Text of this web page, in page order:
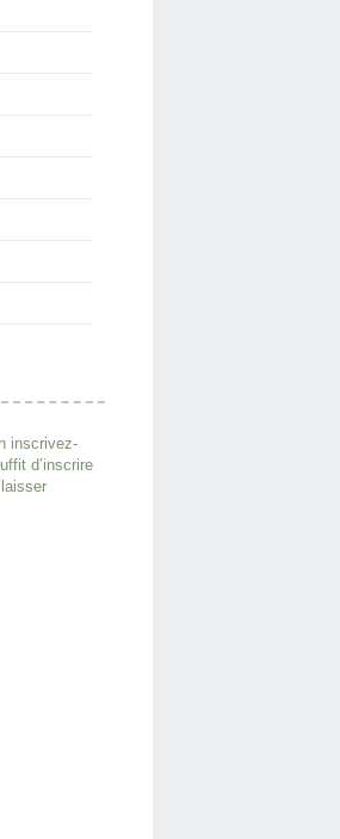
inscrivez-
d’inscrire